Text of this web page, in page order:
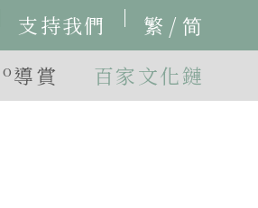
支持我們 繁 / 简
o導賞 百家文化鏈